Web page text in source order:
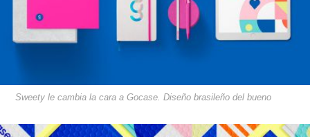
Sweety le cambia la cara a Gocase. Diseño brasileño del bueno